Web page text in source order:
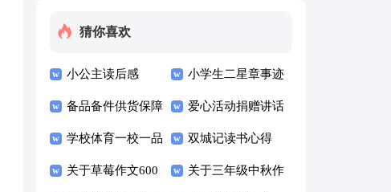
猜你喜欢
小公主读后感 小学生二星章事迹
材料范文（通用10
篇）
备品备件供货保障
方案（通用10篇）
爱心活动捐赠讲话
稿
学校体育一校一品
方案（通用7篇）
双城记读书心得
关于草莓作文600 关于三年级中秋作